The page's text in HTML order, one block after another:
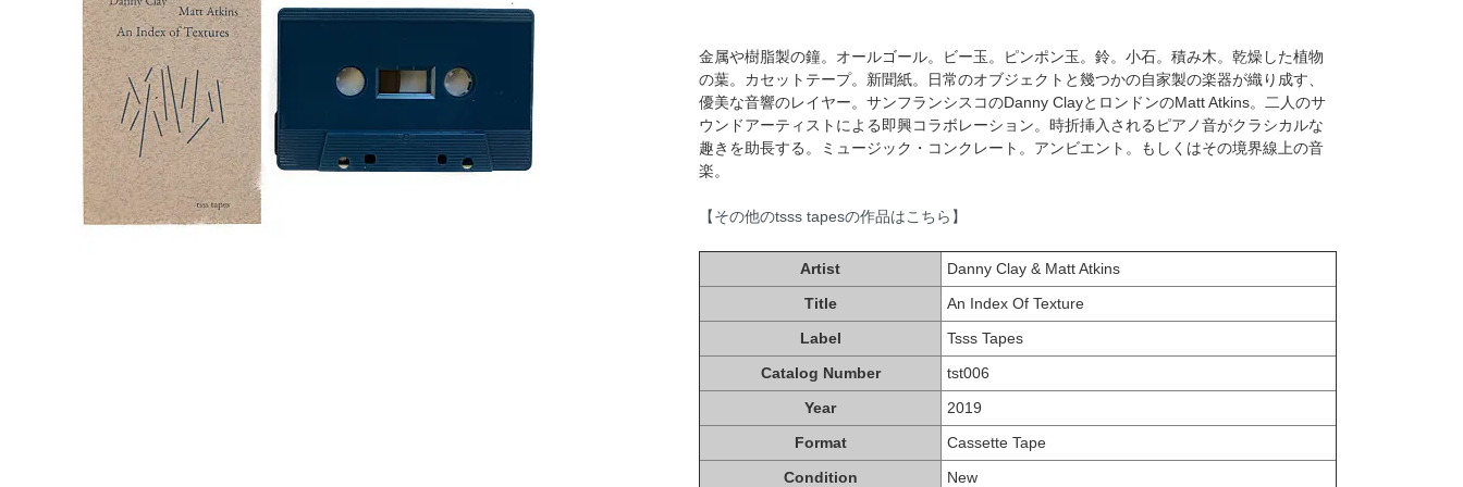
金属や樹脂製の鐘。オールゴール。ビー玉。ピンポン玉。鈴。小石。積み木。乾燥した植物
の葉。カセットテープ。新聞紙。日常のオブジェクトと幾つかの自家製の楽器が織り成す、
優美な音響のレイヤー。サンフランシスコのDanny ClayとロンドンのMatt Atkins。二人のサ
ウンドアーティストによる即興コラボレーション。時折挿入されるピアノ音がクラシカルな
趣きを助長する。ミュージック・コンクレート。アンビエント。もしくはその境界線上の音
楽。
【その他のtsss tapesの作品はこちら】
Artist
Danny Clay & Matt Atkins
Title
An Index Of Texture
Label
Tsss Tapes
Catalog Number
tst006
Year
2019
Format
Cassette Tape
Condition
New